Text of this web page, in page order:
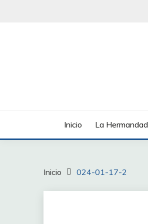
Inicio La Hermandad
Inicio 024-01-17-2